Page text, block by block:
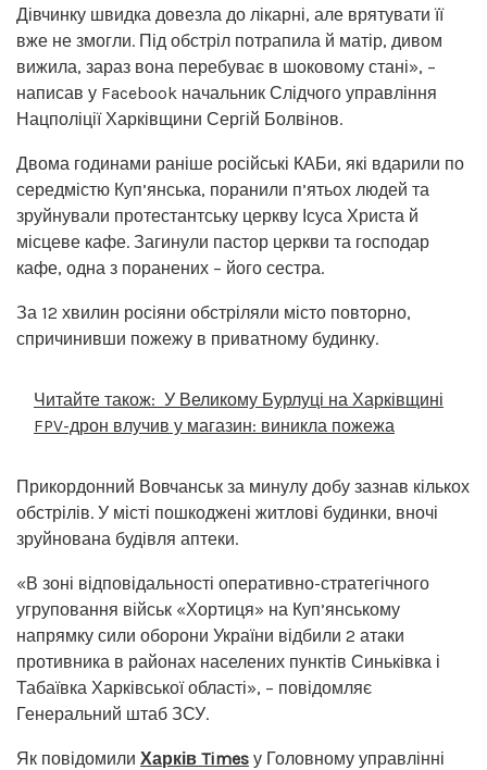
Дівчинку швидка довезла до лікарні, але врятувати її
вже не змогли. Під обстріл потрапила й матір, дивом
вижила, зараз вона перебуває в шоковому стані», –
написав у Facebook начальник Слідчого управління
Нацполіції Харківщини Сергій Болвінов.
Двома годинами раніше російські КАБи, які вдарили по
середмістю Куп’янська, поранили п’ятьох людей та
зруйнували протестантську церкву Ісуса Христа й
місцеве кафе. Загинули пастор церкви та господар
кафе, одна з поранених – його сестра.
За 12 хвилин росіяни обстріляли місто повторно,
спричинивши пожежу в приватному будинку.
Читайте також: У Великому Бурлуці на Харківщині
FPV-дрон влучив у магазин: виникла пожежа
Прикордонний Вовчанськ за минулу добу зазнав кількох
обстрілів. У місті пошкоджені житлові будинки, вночі
зруйнована будівля аптеки.
«В зоні відповідальності оперативно-стратегічного
угруповання військ «Хортиця» на Куп’янському
напрямку сили оборони України відбили 2 атаки
противника в районах населених пунктів Синьківка і
Табаївка Харківської області», – повідомляє
Генеральний штаб ЗСУ.
Як повідомили Харків Times у Головному управлінні